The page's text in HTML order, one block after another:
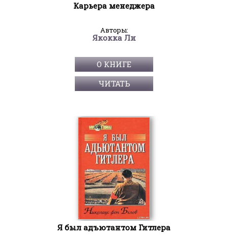
Карьера менеджера
Авторы:
Якокка Ли
О КНИГЕ
ЧИТАТЬ
Я был адъютантом Гитлера